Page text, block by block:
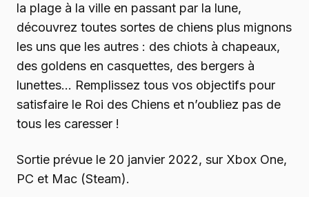
la plage à la ville en passant par la lune,
découvrez toutes sortes de chiens plus mignons
les uns que les autres : des chiots à chapeaux,
des goldens en casquettes, des bergers à
lunettes… Remplissez tous vos objectifs pour
satisfaire le Roi des Chiens et n’oubliez pas de
tous les caresser !
Sortie prévue le 20 janvier 2022, sur Xbox One,
PC et Mac (Steam).